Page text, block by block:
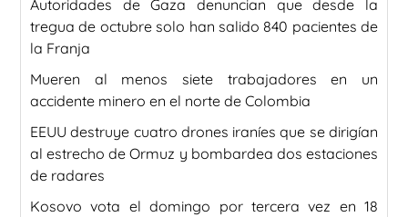
Autoridades de Gaza denuncian que desde la
tregua de octubre solo han salido 840 pacientes de
la Franja
Mueren al menos siete trabajadores en un
accidente minero en el norte de Colombia
EEUU destruye cuatro drones iraníes que se dirigían
al estrecho de Ormuz y bombardea dos estaciones
de radares
Kosovo vota el domingo por tercera vez en 18